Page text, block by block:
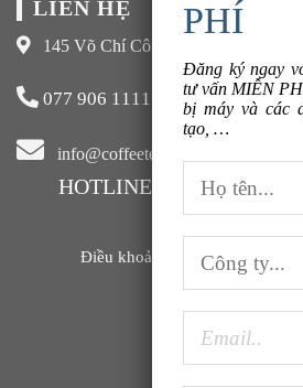
LIÊN HỆ
145 Võ Chí Công, Xuân La, Tây
077 906 1111
info@coffeeteavn.com
HOTLINE KINH DOANH:
Điều khoản sử dụng |Chính